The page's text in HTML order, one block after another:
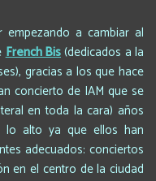
a cambiar al
French Bis(dedicados a la
gracias a los que hace
concierto de IAM que se
en toda la cara) años
lo alto ya que ellos han
adecuados: conciertos
en el centro de la ciudad